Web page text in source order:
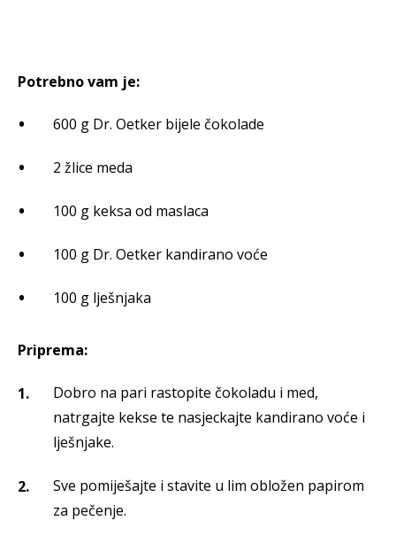
Potrebno vam je:
600 g Dr. Oetker bijele čokolade
2 žlice meda
100 g keksa od maslaca
100 g Dr. Oetker kandirano voće
100 g lješnjaka
Priprema:
Dobro na pari rastopite čokoladu i med,
natrgajte kekse te nasjeckajte kandirano voće i
lješnjake.
Sve pomiješajte i stavite u lim obložen papirom
za pečenje.